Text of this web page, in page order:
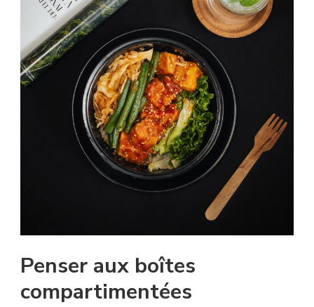
Penser aux boîtes
compartimentées